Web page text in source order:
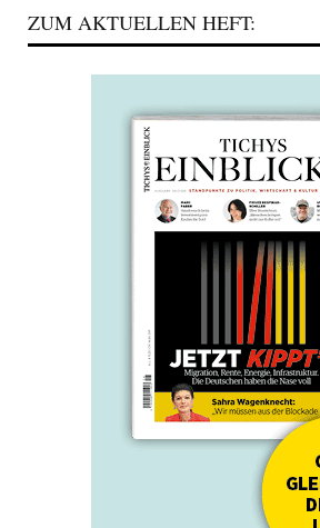
ZUM AKTUELLEN HEFT: